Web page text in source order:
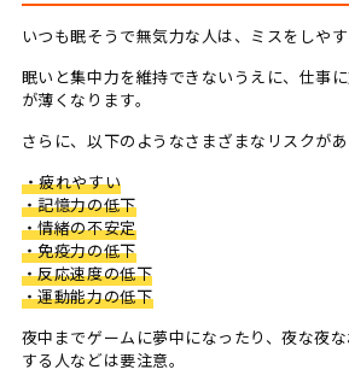
いつも眠そうで無気力な人は、ミスをしやす
眠いと集中力を維持できないうえに、仕事
が薄くなります。
さらに、以下のようなさまざまなリスクがあ
・疲れやすい
・記憶力の低下
・情緒の不安定
・免疫力の低下
・反応速度の低下
・運動能力の低下
夜中までゲームに夢中になったり、夜な夜
する人などは要注意。